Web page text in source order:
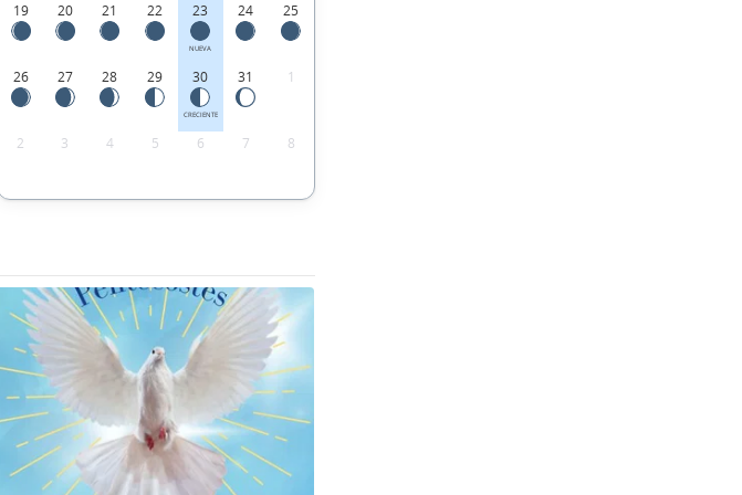
19 20 21 22 23
NUEVA
24 25
26 27 28 29 30
CRECIENTE
31 1
2 3 4 5 6 7 8